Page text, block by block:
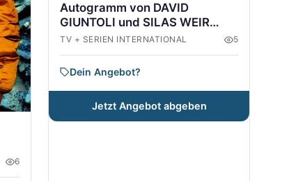
6
Autogramm von DAVID
GIUNTOLI und SILAS WEIR
MITCHELL aus GRIMM
TV + SERIEN INTERNATIONAL 5
Dein Angebot?
Jetzt Angebot abgeben